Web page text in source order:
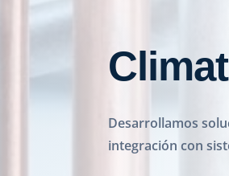
Desarrollamos
integración con